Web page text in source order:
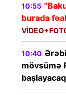
10:55
burada
10:40
mövsümə
başlayacaq